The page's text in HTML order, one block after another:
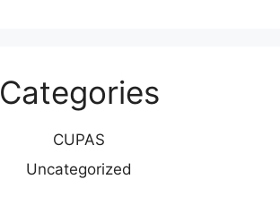
Categories
CUPAS
Uncategorized